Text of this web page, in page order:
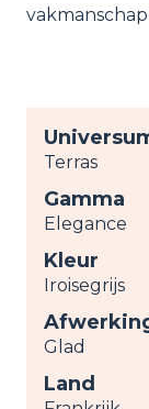
Terras
Gamma
Elegance
Kleur
Iroisegrijs
Glad
Land